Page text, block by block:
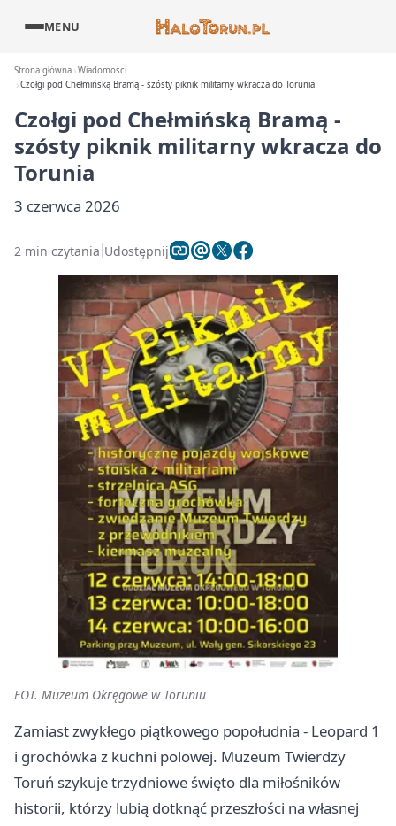
MENU
Strona główna Wiadomości
Czołgi pod Chełmińską Bramą - szósty piknik militarny wkracza do Torunia
Czołgi pod Chełmińską Bramą -
szósty piknik militarny wkracza do
Torunia
3 czerwca 2026
2 min czytania Udostępnij
FOT. Muzeum Okręgowe w Toruniu
Zamiast zwykłego piątkowego popołudnia - Leopard 1
i grochówka z kuchni polowej. Muzeum Twierdzy
Toruń szykuje trzydniowe święto dla miłośników
historii, którzy lubią dotknąć przeszłości na własnej